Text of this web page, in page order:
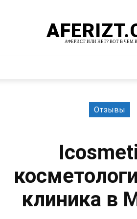
АФЕРИСТ ИЛИ НЕТ? ВОТ В ЧЕМ
Отзывы
клиника в